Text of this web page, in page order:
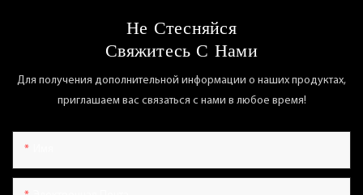
Не Стесняйся
Свяжитесь С Нами
Для получения дополнительной информации о наших продуктах,
приглашаем вас связаться с нами в любое время!